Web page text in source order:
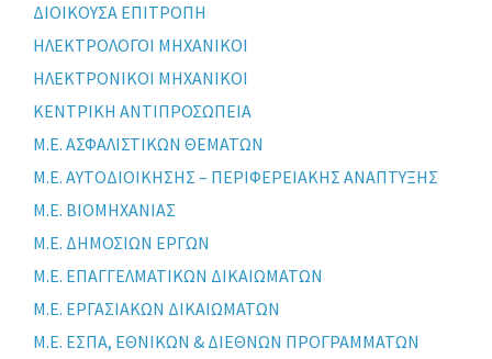
ΔΙΟΙΚΟΥΣΑ ΕΠΙΤΡΟΠΗ
ΗΛΕΚΤΡΟΛΟΓΟΙ ΜΗΧΑΝΙΚΟΙ
ΗΛΕΚΤΡΟΝΙΚΟΙ ΜΗΧΑΝΙΚΟΙ
ΚΕΝΤΡΙΚΗ ΑΝΤΙΠΡΟΣΩΠΕΙΑ
Μ.Ε. ΑΣΦΑΛΙΣΤΙΚΩΝ ΘΕΜΑΤΩΝ
Μ.Ε. ΑΥΤΟΔΙΟΙΚΗΣΗΣ – ΠΕΡΙΦΕΡΕΙΑΚΗΣ ΑΝΑΠΤΥΞΗΣ
Μ.Ε. ΒΙΟΜΗΧΑΝΙΑΣ
Μ.Ε. ΔΗΜΟΣΙΩΝ ΕΡΓΩΝ
Μ.Ε. ΕΠΑΓΓΕΛΜΑΤΙΚΩΝ ΔΙΚΑΙΩΜΑΤΩΝ
Μ.Ε. ΕΡΓΑΣΙΑΚΩΝ ΔΙΚΑΙΩΜΑΤΩΝ
Μ.Ε. ΕΣΠΑ, ΕΘΝΙΚΩΝ & ΔΙΕΘΝΩΝ ΠΡΟΓΡΑΜΜΑΤΩΝ